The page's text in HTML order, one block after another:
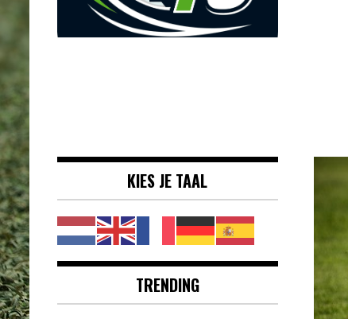
Eredivisie &
Internationaal
voetbal |
KIES JE TAAL
TRENDING